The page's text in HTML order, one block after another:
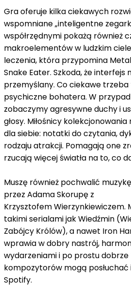
Gra oferuje kilka ciekawych
wspomniane „inteligentne
współrzędnymi pokażą również
makroelementów w ludzkim
leczenia, która przypomina Metal
Snake Eater. Szkoda, że ​​interfejs
przemyślany. Co ciekawe
psychiczne bohatera. W
zobaczymy agresywne duchy i
głosy. Miłośnicy
dla siebie: notatki do czytania,
rodzaju atrakcji. Pomagają one
rzucają więcej światła na to, co
Muszę również pochwalić
przez Adama Skorupę z
Krzysztofem Wierzynkiewiczem.
takimi serialami jak Wiedźmin
Zabójcy Królów), a nawet Iron
wprawia w dobry nastrój,
wydarzeniami i po prostu dobrze
kompozytorów mogą
Spotify.